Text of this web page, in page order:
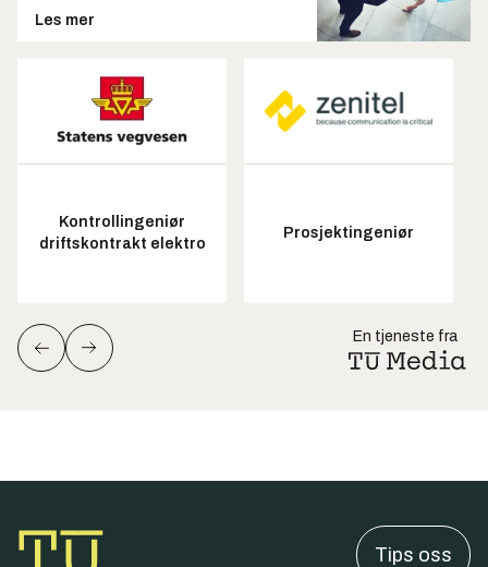
Les mer
Kontrollingeniør
driftskontrakt elektro
Prosjektingeniør
En tjeneste fra
Tips oss